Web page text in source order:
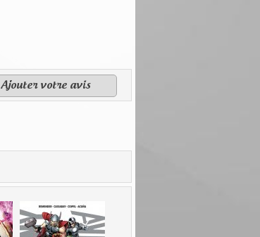
Ajouter votre avis